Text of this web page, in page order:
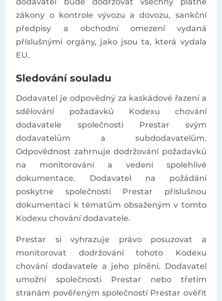
zákony o kontrole vývozu a dovozu, sankční
předpisy a obchodní omezení vydaná
příslušnými orgány, jako jsou ta, která vydala
EU.
Sledování souladu
Dodavatel je odpovědný za kaskádové řazení a
sdělování požadavků Kodexu chování
dodavatele společnosti Prestar svým
dodavatelům a subdodavatelům.
Odpovědnost zahrnuje dodržování požadavků
na monitorování a vedení spolehlivé
dokumentace. Dodavatel na požádání
poskytne společnosti Prestar příslušnou
dokumentaci k tématům obsaženým v tomto
Kodexu chování dodavatele.
Prestar si vyhrazuje právo posuzovat a
monitorovat dodržování tohoto Kodexu
chování dodavatele a jeho plnění. Dodavatel
umožní společnosti Prestar nebo třetím
stranám pověřeným společností Prestar ověřit